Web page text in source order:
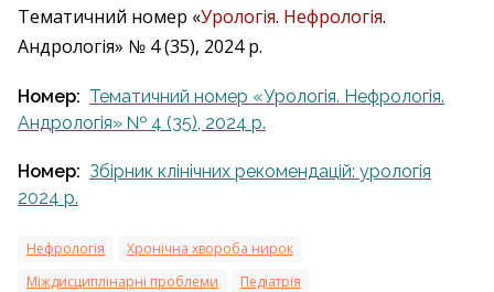
Тематичний номер «Урологія. Нефрологія.
Андрологія» № 4 (35), 2024 р.
Номер: Тематичний номер «Урологія. Нефрологія.
Андрологія» № 4 (35), 2024 р.
Номер: Збірник клінічних рекомендацій: урологія
2024 р.
Нефрологія
Хронічна хвороба нирок
Міждисциплінарні проблеми
Педіатрія